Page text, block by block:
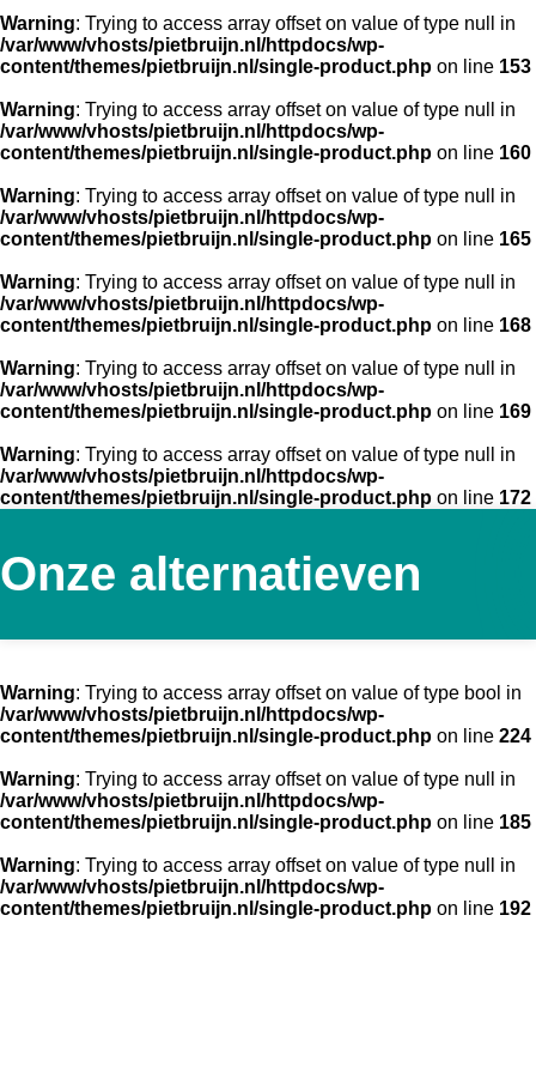
Warning: Trying to access array offset on value of type null in
/var/www/vhosts/pietbruijn.nl/httpdocs/wp-
content/themes/pietbruijn.nl/single-product.php on line 153
Warning: Trying to access array offset on value of type null in
/var/www/vhosts/pietbruijn.nl/httpdocs/wp-
content/themes/pietbruijn.nl/single-product.php on line 160
Warning: Trying to access array offset on value of type null in
/var/www/vhosts/pietbruijn.nl/httpdocs/wp-
content/themes/pietbruijn.nl/single-product.php on line 165
Warning: Trying to access array offset on value of type null in
/var/www/vhosts/pietbruijn.nl/httpdocs/wp-
content/themes/pietbruijn.nl/single-product.php on line 168
Warning: Trying to access array offset on value of type null in
/var/www/vhosts/pietbruijn.nl/httpdocs/wp-
content/themes/pietbruijn.nl/single-product.php on line 169
Warning: Trying to access array offset on value of type null in
/var/www/vhosts/pietbruijn.nl/httpdocs/wp-
content/themes/pietbruijn.nl/single-product.php on line 172
Onze alternatieven
Warning: Trying to access array offset on value of type bool in
/var/www/vhosts/pietbruijn.nl/httpdocs/wp-
content/themes/pietbruijn.nl/single-product.php on line 224
Warning: Trying to access array offset on value of type null in
/var/www/vhosts/pietbruijn.nl/httpdocs/wp-
content/themes/pietbruijn.nl/single-product.php on line 185
Warning: Trying to access array offset on value of type null in
/var/www/vhosts/pietbruijn.nl/httpdocs/wp-
content/themes/pietbruijn.nl/single-product.php on line 192